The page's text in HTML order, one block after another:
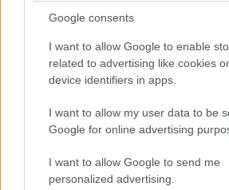
Google consents
I want to allow Google to enable
related to advertising like cookies
device identifiers in apps.
I want to allow my user data to be
Google for online advertising
I want to allow Google to send me
personalized advertising.
modellnél, vagyis egy hajszállal
készülékház. Ami nagy gond,
széttörhető, ha valaki véletlenül ráül
Két évvel az első botrány után az
javított a készülékház minőségén,
maradt oldalt. Ugyanennél a
készülékház a törésteszten. A